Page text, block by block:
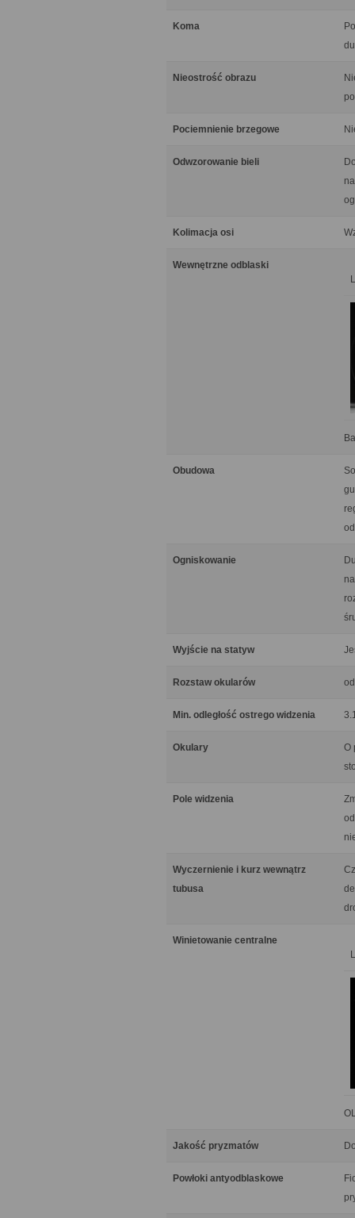
Koma
Nieostrość obrazu
Pociemnienie brzegowe
Odwzorowanie bieli
Kolimacja osi
Wewnętrzne odblaski
Obudowa
Ogniskowanie
Wyjście na statyw
Rozstaw okularów
Min. odległość ostrego widzenia
Okulary
O
Pole widzenia
Wyczernienie i kurz wewnątrz
tubusa
Winietowanie centralne
Jakość pryzmatów
Powłoki antyodblaskowe